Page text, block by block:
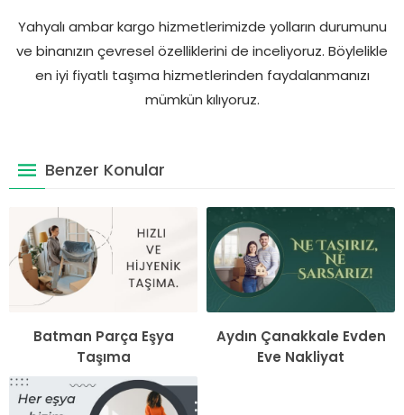
Yahyalı ambar kargo hizmetlerimizde yolların durumunu
ve binanızın çevresel özelliklerini de inceliyoruz. Böylelikle
en iyi fiyatlı taşıma hizmetlerinden faydalanmanızı
mümkün kılıyoruz.
Benzer Konular
Batman Parça Eşya
Taşıma
Aydın Çanakkale Evden
Eve Nakliyat